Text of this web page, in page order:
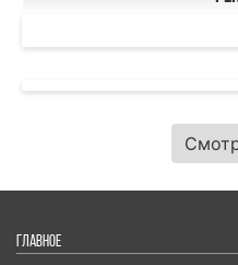
ГЛАВНОЕ